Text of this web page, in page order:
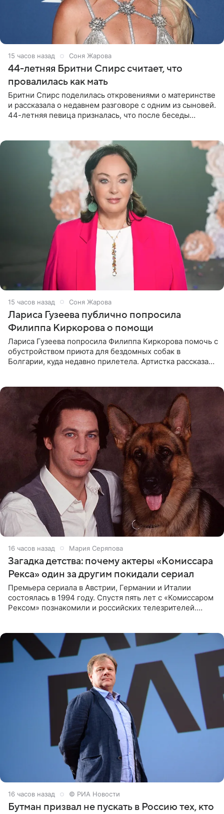
15 часов назад Соня Жарова
44-летняя Бритни Спирс считает, что
провалилась как мать
Бритни Спирс поделилась откровениями о материнстве
и рассказала о недавнем разговоре с одним из сыновей.
44-летняя певица призналась, что после беседы
15 часов назад Соня Жарова
Лариса Гузеева публично попросила
Филиппа Киркорова о помощи
Лариса Гузеева попросила Филиппа Киркорова помочь с
обустройством приюта для бездомных собак в
Болгарии, куда недавно прилетела. Артистка рассказала
16 часов назад Мария Серяпова
Загадка детства: почему актеры «Комиссара
Рекса» один за другим покидали сериал
Премьера сериала в Австрии, Германии и Италии
состоялась в 1994 году. Спустя пять лет с «Комиссаром
Рексом» познакомили и российских телезрителей.
16 часов назад © РИА Новости
Бутман призвал не пускать в Россию тех, кто